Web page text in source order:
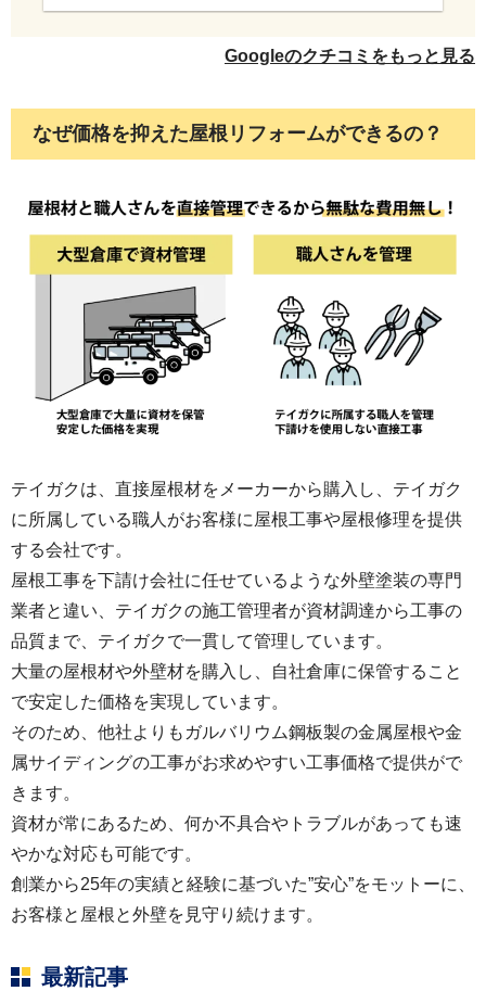
意図を汲み取りながら進めていただけたので
足しており、工事をお願いして本当に良かっ
だき、ありがとうございました。
Googleのクチコミをもっと見る
なぜ価格を抑えた屋根リフォームができるの？
テイガクは、直接屋根材をメーカーから購入し、テイガク
に所属している職人がお客様に屋根工事や屋根修理を提供
する会社です。
屋根工事を下請け会社に任せているような外壁塗装の専門
業者と違い、テイガクの施工管理者が資材調達から工事の
品質まで、テイガクで一貫して管理しています。
大量の屋根材や外壁材を購入し、自社倉庫に保管すること
で安定した価格を実現しています。
そのため、他社よりもガルバリウム鋼板製の金属屋根や金
属サイディングの工事がお求めやすい工事価格で提供がで
きます。
資材が常にあるため、何か不具合やトラブルがあっても速
やかな対応も可能です。
創業から25年の実績と経験に基づいた”安心”をモットーに、
お客様と屋根と外壁を見守り続けます。
最新記事